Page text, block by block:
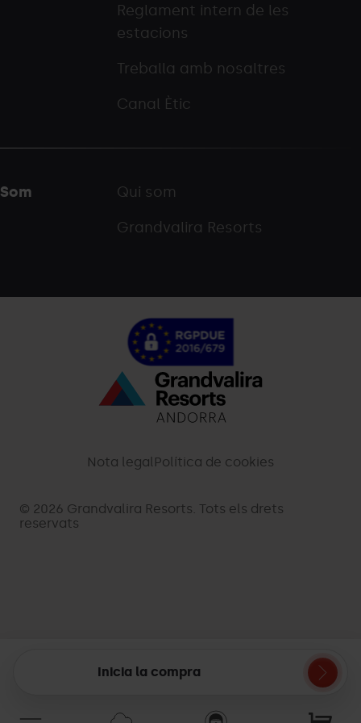
Reglament intern de les
estacions
Treballa amb nosaltres
Canal Ètic
Som
Qui som
Grandvalira Resorts
© 2026 Grandvalira Resorts. Tots els drets
reservats
-
palarinsal.com
Política de cookies
Nota legal
Inicia la compra